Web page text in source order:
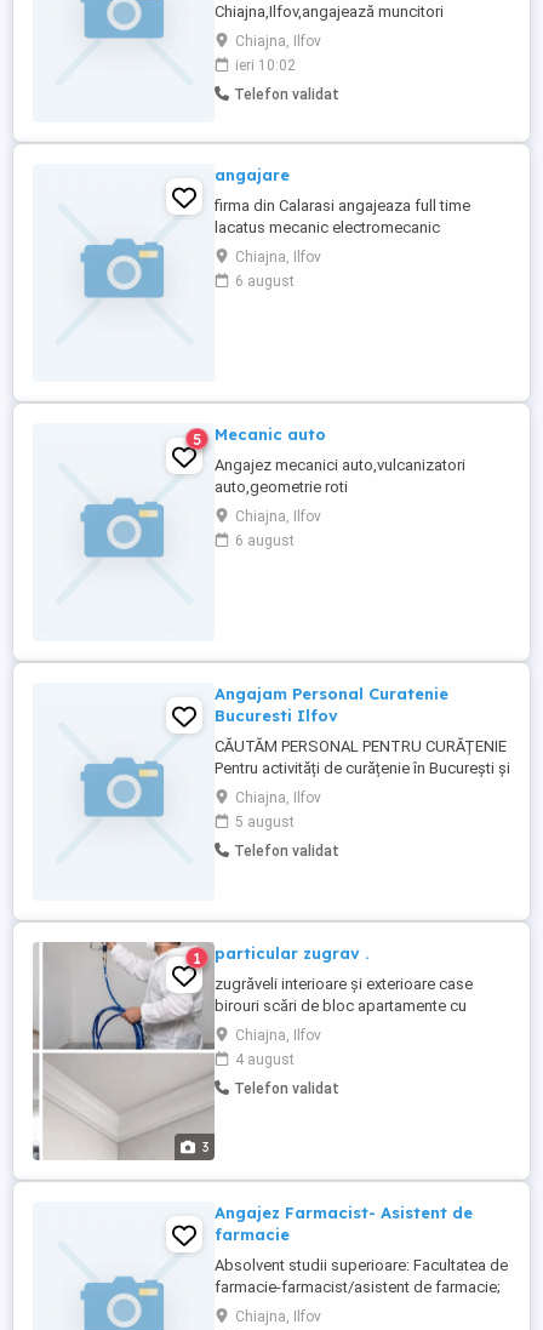
Chiajna,Ilfov,angajează muncitori
necalificați!
Chiajna, Ilfov
ieri 10:02
Telefon validat
angajare
firma din Calarasi angajeaza full time
lacatus mecanic electromecanic
electrician tractoristl
Chiajna, Ilfov
6 august
5 Mecanic auto
Angajez mecanici auto,vulcanizatori
auto,geometrie roti
Chiajna, Ilfov
6 august
Angajam Personal Curatenie
Bucuresti Ilfov
CĂUTĂM PERSONAL PENTRU CURĂȚENIE
Pentru activități de curățenie în București și
Ilfov, angajăm persoane serioase și
responsabile. Program Full-Time sau Part-
Time Salariu motivant Dacă îți dorești un
loc de muncă stabil și un mediu de lucru
Chiajna, Ilfov
5 august
Telefon validat
3
1 particular zugrav .
zugrăveli interioare și exterioare case
birouri scări de bloc apartamente cu
pompa profesională de zugrăvit timp mai
scurt decât metoda clasică curățenie și
seriozitate
Chiajna, Ilfov
4 august
Telefon validat
Angajez Farmacist- Asistent de
farmacie
Absolvent studii superioare: Facultatea de
farmacie-farmacist/asistent de farmacie;
Certificat de membru al Colegiului
Chiajna, Ilfov